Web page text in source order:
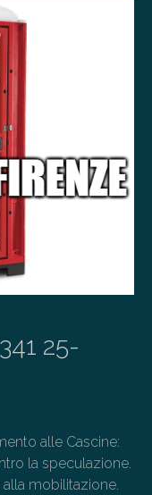
25-
alle Cascine:
la speculazione.
alla mobilitazione.